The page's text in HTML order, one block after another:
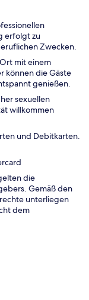
erfolgt zu
Zwecken.
mit einem
können die Gäste
genießen.
sexuellen
willkommen
und Debitkarten.
die
Gemäß den
unterliegen
dem